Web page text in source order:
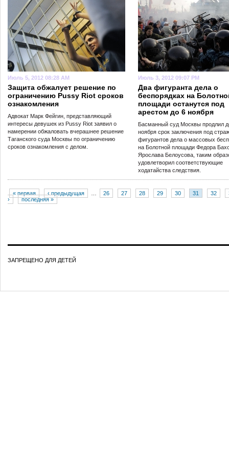
Июль 5, 2012 08:28 AM
Защита обжалует решение по
ограничению Pussy Riot сроков
ознакомления
Адвокат Марк Фейгин, представляющий
интересы девушек из Pussy Riot заявил о
намерении обжаловать вчерашнее решение
Таганского суда Москвы по ограничению
сроков ознакомления с делом.
Июль 3, 2012 09:07 PM
Два фигуранта дела о
беспорядках на
площади останутся под
арестом до 6 ноября
Басманный суд Москвы продлил
ноября срок заключения под
фигурантов дела о массовых
на Болотной площади Федора
Ярослава Белоусова, таким
удовлетворил соответствующие
ходатайства следствия.
« первая ‹ предыдущая 26 27 28 29 30 31 32
›
последняя »
ЗАПРЕЩЕНО ДЛЯ ДЕТЕЙ